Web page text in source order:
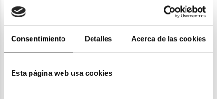
Consentimiento Detalles Acerca de las cookies
Esta página web usa cookies
Garantías
También te puede gustar